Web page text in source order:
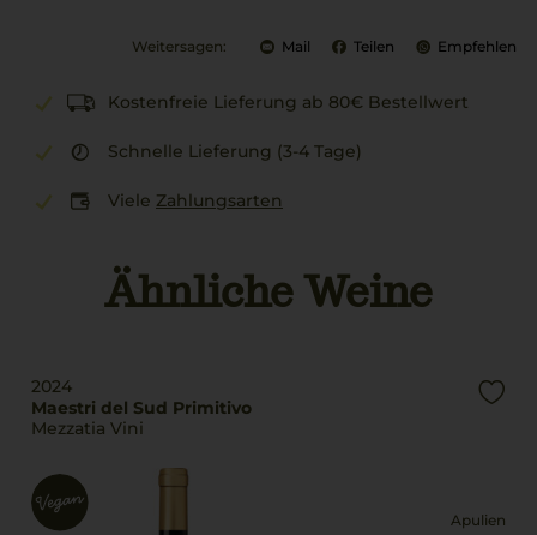
Weitersagen: Mail Teilen Empfehlen
Kostenfreie Lieferung ab 80€ Bestellwert
Schnelle Lieferung (3-4 Tage)
Viele Zahlungsarten
Ähnliche Weine
2024
Maestri del Sud Primitivo
Mezzatia Vini
Apulien